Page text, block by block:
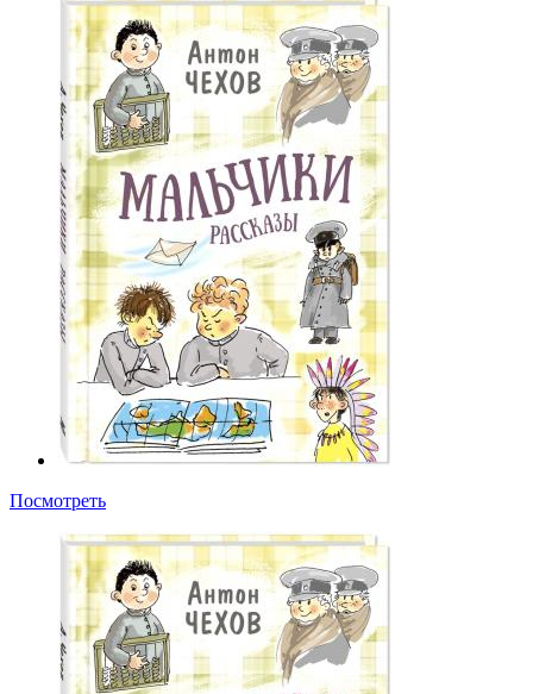
Посмотреть